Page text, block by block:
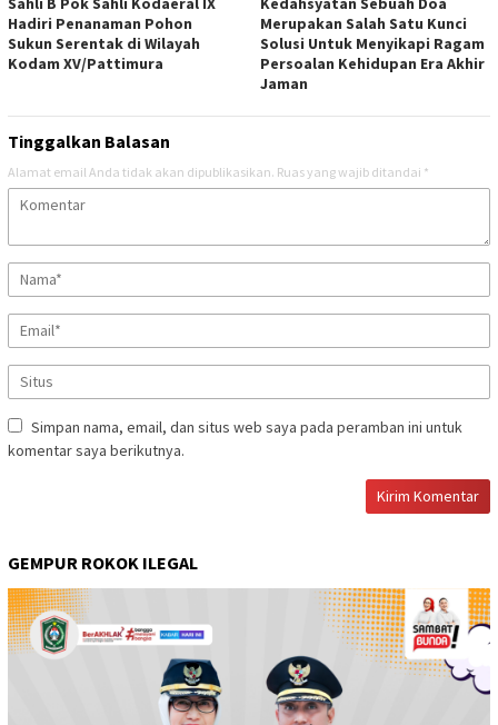
Hadiri Penanaman Pohon
Sukun Serentak di Wilayah
Kodam XV/Pattimura
Merupakan Salah Satu Kunci
Solusi Untuk Menyikapi Ragam
Persoalan Kehidupan Era Akhir
Jaman
Tinggalkan Balasan
Alamat email Anda tidak akan dipublikasikan. Ruas yang wajib ditandai *
Simpan nama, email, dan situs web saya pada peramban ini untuk
komentar saya berikutnya.
GEMPUR ROKOK ILEGAL